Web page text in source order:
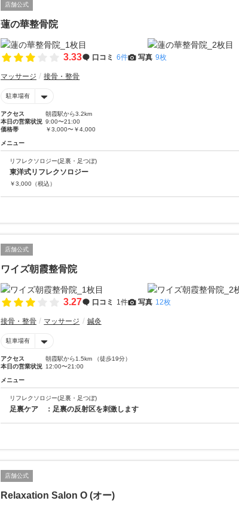
店舗公式
蓮の華整骨院
3.33 口コミ 6件 写真 9枚
マッサージ 接骨・整骨
駐車場有
アクセス
朝霞駅から3.2km
本日の営業状況 9:00〜21:00
価格帯
￥3,000〜￥4,000
メニュー
リフレクソロジー(足裏・足つぼ)
東洋式リフレクソロジー
￥3,000 （税込）
店舗公式
ワイズ朝霞整骨院
3.27 口コミ 1件 写真 12枚
接骨・整骨 マッサージ 鍼灸
駐車場有
アクセス
朝霞駅から1.5km （徒歩19分）
本日の営業状況 12:00〜21:00
メニュー
リフレクソロジー(足裏・足つぼ)
足裏ケア ：足裏の反射区を刺激します
店舗公式
Relaxation Salon O (オー)